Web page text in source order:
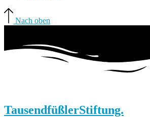
Nach oben
TausendfüßlerStiftung.